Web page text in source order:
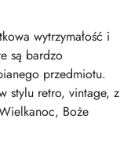
wytrzymałość i
są bardzo
przedmiotu.
stylu retro, vintage, z
Boże